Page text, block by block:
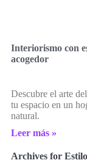
Interiorismo con
acogedor
Descubre el arte
tu espacio en un
natural.
Leer más »
Archives for